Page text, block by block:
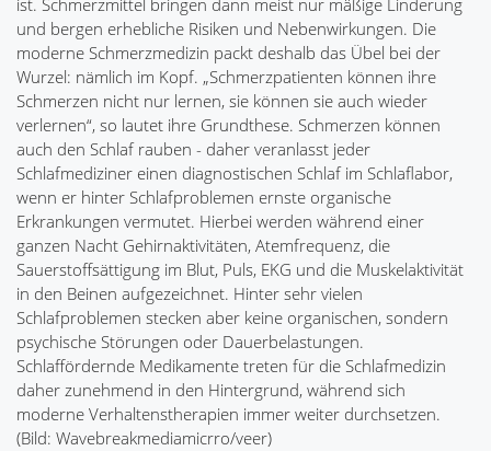
ist. Schmerzmittel bringen dann meist nur mäßige Linderung
und bergen erhebliche Risiken und Nebenwirkungen. Die
moderne Schmerzmedizin packt deshalb das Übel bei der
Wurzel: nämlich im Kopf. „Schmerzpatienten können ihre
Schmerzen nicht nur lernen, sie können sie auch wieder
verlernen“, so lautet ihre Grundthese. Schmerzen können
auch den Schlaf rauben - daher veranlasst jeder
Schlafmediziner einen diagnostischen Schlaf im Schlaflabor,
wenn er hinter Schlafproblemen ernste organische
Erkrankungen vermutet. Hierbei werden während einer
ganzen Nacht Gehirnaktivitäten, Atemfrequenz, die
Sauerstoffsättigung im Blut, Puls, EKG und die Muskelaktivität
in den Beinen aufgezeichnet. Hinter sehr vielen
Schlafproblemen stecken aber keine organischen, sondern
psychische Störungen oder Dauerbelastungen.
Schlaffördernde Medikamente treten für die Schlafmedizin
daher zunehmend in den Hintergrund, während sich
moderne Verhaltenstherapien immer weiter durchsetzen.
(Bild: Wavebreakmediamicrro/veer)